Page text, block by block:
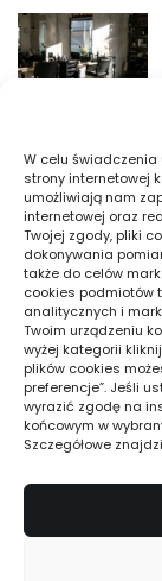
W celu świadczenia
strony internetowej
umożliwiają nam
internetowej oraz
Twojej zgody, pliki
dokonywania
także do celów
cookies podmiotów
analitycznych i
Twoim urządzeniu
wyżej kategorii
plików cookies
preferencje”. Jeśli
wyrazić zgodę na
końcowym w
Szczegółowe
Tekst